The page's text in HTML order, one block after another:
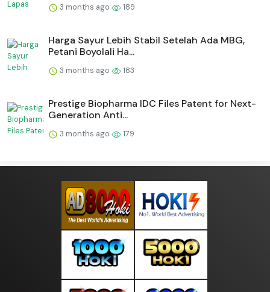
3 months ago 189
Harga Sayur Lebih Stabil Setelah Ada MBG,
Petani Boyolali Ha...
3 months ago 183
Prestige Biopharma IDC Files Patent for Next-
Generation Anti...
3 months ago 179